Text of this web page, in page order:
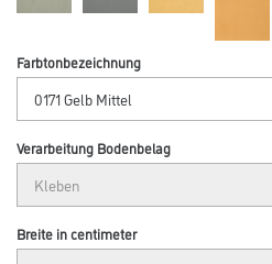
Farbtonbezeichnung
Verarbeitung Bodenbelag
Breite in centimeter